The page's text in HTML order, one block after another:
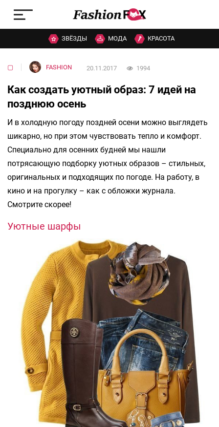
ЗВЁЗДЫ МОДА КРАСОТА
▢ FASHION 20.11.2017 1994
Как создать уютный образ: 7 идей на
позднюю осень
И в холодную погоду поздней осени можно выглядеть
шикарно, но при этом чувствовать тепло и комфорт.
Специально для осенних будней мы нашли
потрясающую подборку уютных образов – стильных,
оригинальных и подходящих по погоде. На работу, в
кино и на прогулку – как с обложки журнала.
Смотрите скорее!
Уютные шарфы